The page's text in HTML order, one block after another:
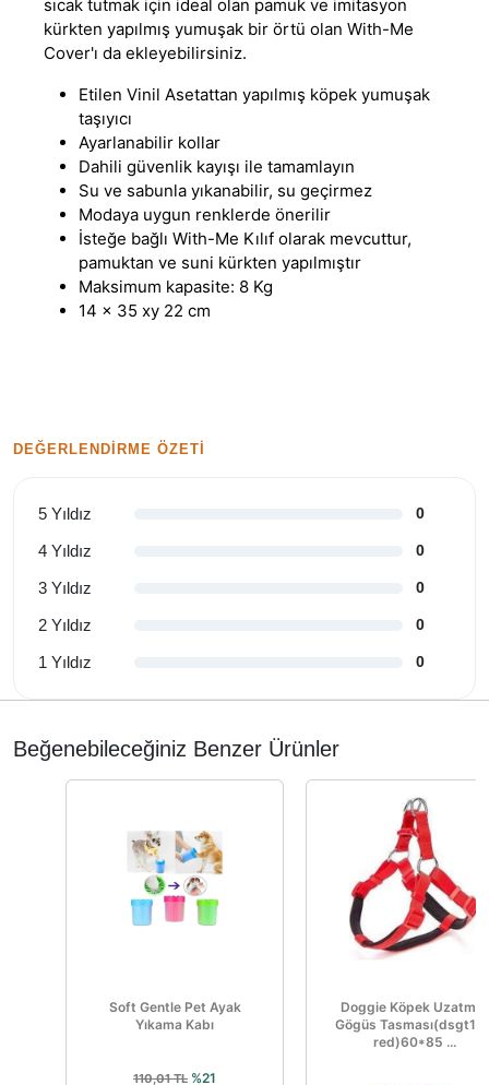
sıcak tutmak için ideal olan pamuk ve imitasyon
kürkten yapılmış yumuşak bir örtü olan With-Me
Cover'ı da ekleyebilirsiniz.
Etilen Vinil Asetattan yapılmış köpek yumuşak
taşıyıcı
Ayarlanabilir kollar
Dahili güvenlik kayışı ile tamamlayın
Su ve sabunla yıkanabilir, su geçirmez
Modaya uygun renklerde önerilir
İsteğe bağlı With-Me Kılıf olarak mevcuttur,
pamuktan ve suni kürkten yapılmıştır
Maksimum kapasite: 8 Kg
14 x 35 xy 22 cm
DEĞERLENDIRME ÖZETI
5 Yıldız 0
4 Yıldız 0
3 Yıldız 0
2 Yıldız 0
1 Yıldız 0
Beğenebileceğiniz Benzer Ürünler
Soft Gentle Pet Ayak
Yıkama Kabı
110,01 TL %21
Doggie Köpek Uzatma-
Gögüs
red)60*85 ...